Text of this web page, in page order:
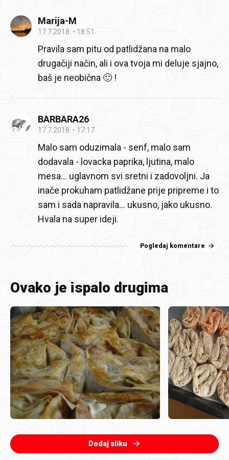
Marija-M
17.7.2018. 18:51
Pravila sam pitu od patlidžana na malo
drugačiji način, ali i ova tvoja mi deluje sjajno,
baš je neobična 🙂 !
BARBARA26
17.7.2018. 17:17
Malo sam oduzimala - senf, malo sam
dodavala - lovacka paprika, ljutina, malo
mesa... uglavnom svi sretni i zadovoljni. Ja
inače prokuham patlidžane prije pripreme i to
sam i sada napravila... ukusno, jako ukusno.
Hvala na super ideji.
Pogledaj komentare
Ovako je ispalo drugima
Dodaj sliku